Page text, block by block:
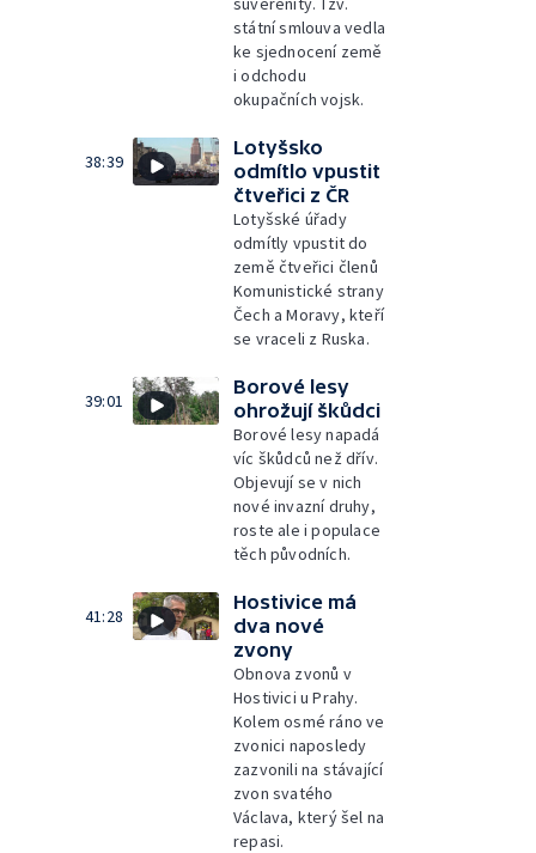
státní smlouva vedla
ke sjednocení země
i odchodu
okupačních vojsk.
38:39
Lotyšsko
odmítlo vpustit
čtveřici z ČR
Lotyšské úřady
odmítly vpustit do
země čtveřici členů
Komunistické strany
Čech a Moravy, kteří
se vraceli z Ruska.
39:01
Borové lesy
ohrožují škůdci
Borové lesy napadá
víc škůdců než dřív.
Objevují se v nich
nové invazní druhy,
roste ale i populace
těch původních.
41:28
Hostivice má
dva nové
zvony
Obnova zvonů v
Hostivici u Prahy.
Kolem osmé ráno ve
zvonici naposledy
zazvonili na stávající
zvon svatého
Václava, který šel na
repasi.